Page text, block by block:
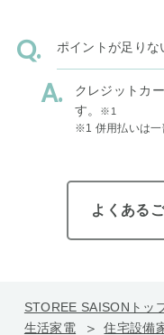
ポイントが足り
クレジットカ
す。
※1
※1 併用払いは一
よくある
STOREE SAISONトッ
生活家電
住宅設備